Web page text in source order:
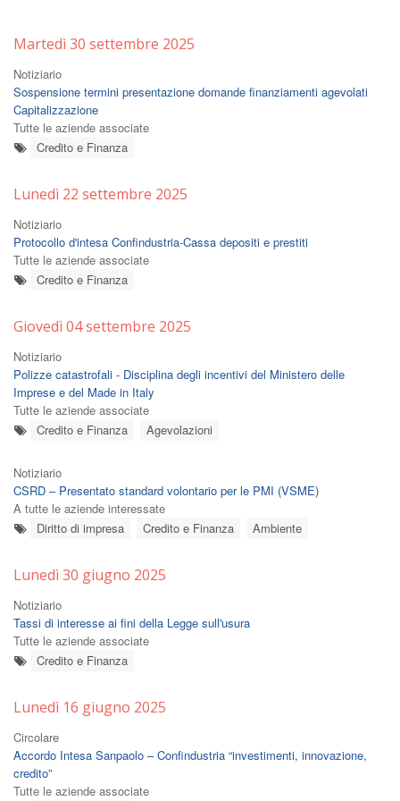
Martedì 30 settembre 2025
Notiziario
Sospensione termini presentazione domande finanziamenti agevolati
Capitalizzazione
Tutte le aziende associate
Credito e Finanza
Lunedì 22 settembre 2025
Notiziario
Protocollo d'intesa Confindustria-Cassa depositi e prestiti
Tutte le aziende associate
Credito e Finanza
Giovedì 04 settembre 2025
Notiziario
Polizze catastrofali - Disciplina degli incentivi del Ministero delle
Imprese e del Made in Italy
Tutte le aziende associate
Credito e Finanza
Agevolazioni
Notiziario
CSRD – Presentato standard volontario per le PMI (VSME)
A tutte le aziende interessate
Diritto di impresa
Credito e Finanza Ambiente
Lunedì 30 giugno 2025
Notiziario
Tassi di interesse ai fini della Legge sull'usura
Tutte le aziende associate
Credito e Finanza
Lunedì 16 giugno 2025
Circolare
Accordo Intesa Sanpaolo – Confindustria “investimenti, innovazione,
credito”
Tutte le aziende associate